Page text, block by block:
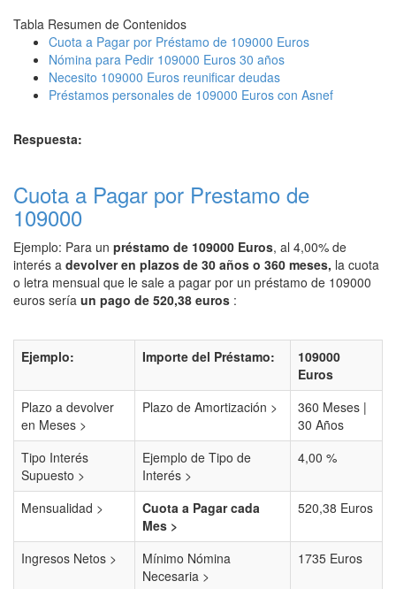
Tabla Resumen de Contenidos
Cuota a Pagar por Préstamo de 109000 Euros
Nómina para Pedir 109000 Euros 30 años
Necesito 109000 Euros reunificar deudas
Préstamos personales de 109000 Euros con Asnef
Respuesta:
Cuota a Pagar por Prestamo de
109000
Ejemplo: Para un préstamo de 109000 Euros, al 4,00% de
interés a devolver en plazos de 30 años o 360 meses, la cuota
o letra mensual que le sale a pagar por un préstamo de 109000
euros sería un pago de 520,38 euros :
Ejemplo: Importe del Préstamo:
109000
Euros
Plazo a devolver
en Meses >
Plazo de Amortización >
360 Meses |
30 Años
Tipo Interés
Supuesto >
Ejemplo de Tipo de
Interés >
4,00 %
Mensualidad >
Cuota a Pagar cada
Mes >
520,38 Euros
Ingresos Netos >
Mínimo Nómina
Necesaria >
1735 Euros